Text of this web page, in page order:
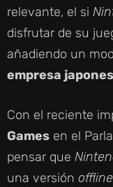
relevante, el si
disfrutar de su
añadiendo un
empresa
Con el reciente
Games en el
pensar que
una versión offline